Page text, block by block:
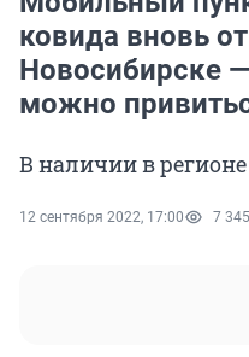
ковида вновь
Новосибирске
можно
В наличии в
12 сентября 2022, 17:00 7 345